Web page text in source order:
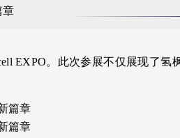
EXPO。此次参展不仅展现了